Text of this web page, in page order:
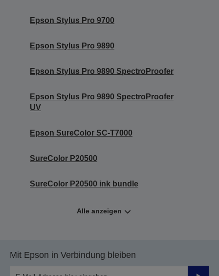
Epson Stylus Pro 9700
Epson Stylus Pro 9890
Epson Stylus Pro 9890 SpectroProofer
Epson Stylus Pro 9890 SpectroProofer
UV
Epson SureColor SC-T7000
SureColor P20500
SureColor P20500 ink bundle
Alle anzeigen
Mit Epson in Verbindung bleiben